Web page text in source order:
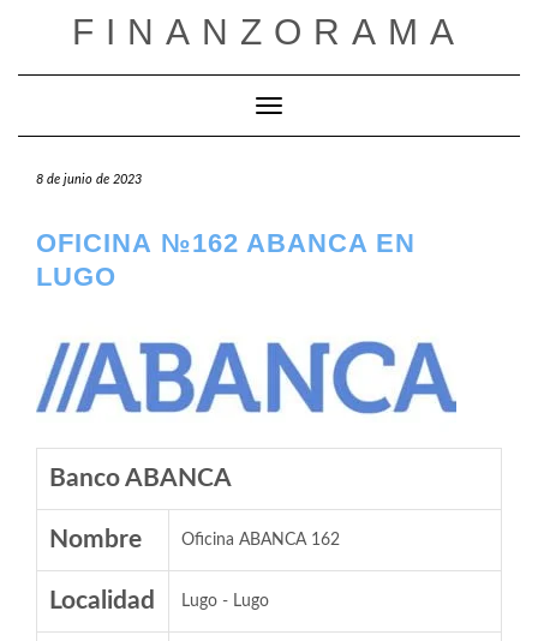
FINANZORAMA
Cambiar modo de navegación
8 de junio de 2023
OFICINA №162 ABANCA EN
LUGO
Banco ABANCA
Nombre Oficina ABANCA 162
Localidad Lugo - Lugo